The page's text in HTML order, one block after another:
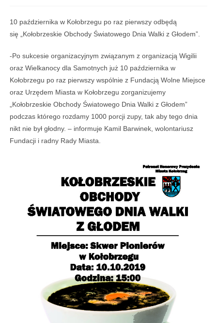
10 października w Kołobrzegu po raz pierwszy odbędą
się „Kołobrzeskie Obchody Światowego Dnia Walki z Głodem”.
-Po sukcesie organizacyjnym związanym z organizacją Wigilii
oraz Wielkanocy dla Samotnych już 10 października w
Kołobrzegu po raz pierwszy wspólnie z Fundacją Wolne Miejsce
oraz Urzędem Miasta w Kołobrzegu zorganizujemy
„Kołobrzeskie Obchody Światowego Dnia Walki z Głodem”
podczas którego rozdamy 1000 porcji zupy, tak aby tego dnia
nikt nie był głodny. – informuje Kamil Barwinek, wolontariusz
Fundacji i radny Rady Miasta.